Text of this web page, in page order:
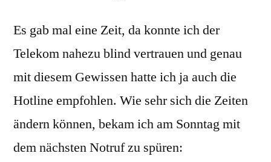
Es gab mal eine Zeit, da konnte ich der
Telekom nahezu blind vertrauen und genau
mit diesem Gewissen hatte ich ja auch die
Hotline empfohlen. Wie sehr sich die Zeiten
ändern können, bekam ich am Sonntag mit
dem nächsten Notruf zu spüren: